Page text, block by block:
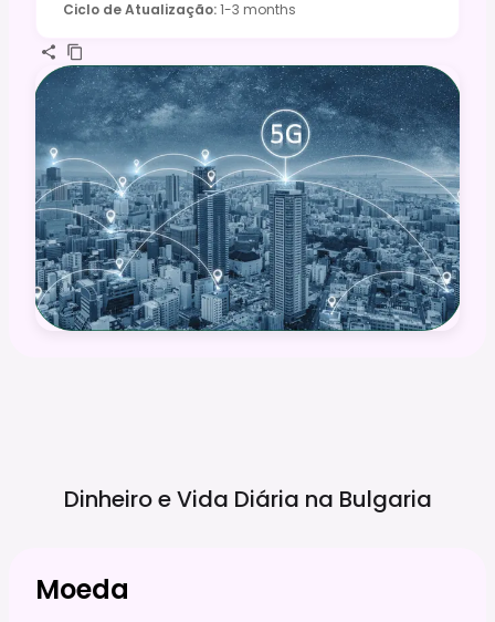
Ciclo de Atualização:1-3 months
Dinheiro e Vida Diária na Bulgaria
Moeda